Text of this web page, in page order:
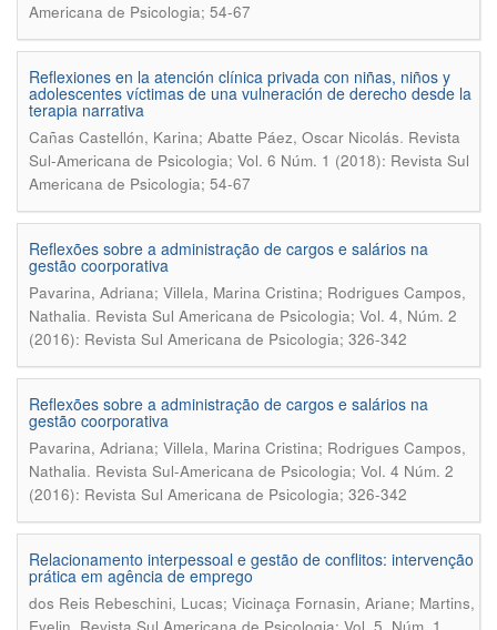
Americana de Psicologia; 54-67
Reflexiones en la atención clí­nica privada con niñas, niños y
adolescentes ví­ctimas de una vulneración de derecho desde la
terapia narrativa
Cañas Castellón, Karina; Abatte Páez, Oscar Nicolás. Revista
Sul-Americana de Psicologia; Vol. 6 Núm. 1 (2018): Revista Sul
Americana de Psicologia; 54-67
Reflexões sobre a administração de cargos e salários na
gestão coorporativa
Pavarina, Adriana; Villela, Marina Cristina; Rodrigues Campos,
Nathalia. Revista Sul Americana de Psicologia; Vol. 4, Núm. 2
(2016): Revista Sul Americana de Psicologia; 326-342
Reflexões sobre a administração de cargos e salários na
gestão coorporativa
Pavarina, Adriana; Villela, Marina Cristina; Rodrigues Campos,
Nathalia. Revista Sul-Americana de Psicologia; Vol. 4 Núm. 2
(2016): Revista Sul Americana de Psicologia; 326-342
Relacionamento interpessoal e gestão de conflitos: intervenção
prática em agência de emprego
dos Reis Rebeschini, Lucas; Vicinaça Fornasin, Ariane; Martins,